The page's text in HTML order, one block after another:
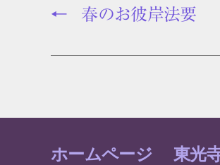
← 春のお彼岸法要
ホームページ 東光